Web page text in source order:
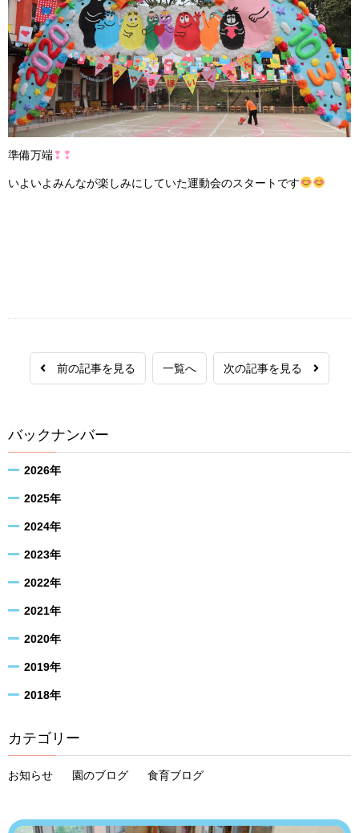
準備万端❢❢
いよいよみんなが楽しみにしていた運動会のスタートです
前の記事を見る 一覧へ 次の記事を見る
バックナンバー
2026年
2025年
2024年
2023年
2022年
2021年
2020年
2019年
2018年
カテゴリー
お知らせ 園のブログ 食育ブログ